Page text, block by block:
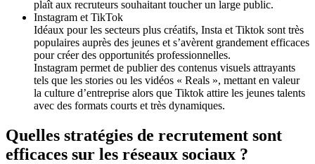
plaît aux recruteurs souhaitant toucher un large public.
Instagram et TikTok
Idéaux pour les secteurs plus créatifs, Insta et Tiktok sont très
populaires auprès des jeunes et s’avèrent grandement efficaces
pour créer des opportunités professionnelles.
Instagram permet de publier des contenus visuels attrayants
tels que les stories ou les vidéos « Reals », mettant en valeur
la culture d’entreprise alors que Tiktok attire les jeunes talents
avec des formats courts et très dynamiques.
Quelles stratégies de recrutement sont
efficaces sur les réseaux sociaux ?